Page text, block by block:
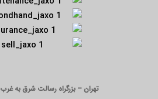
تهران – بزرگراه رسالت شرق به غرب